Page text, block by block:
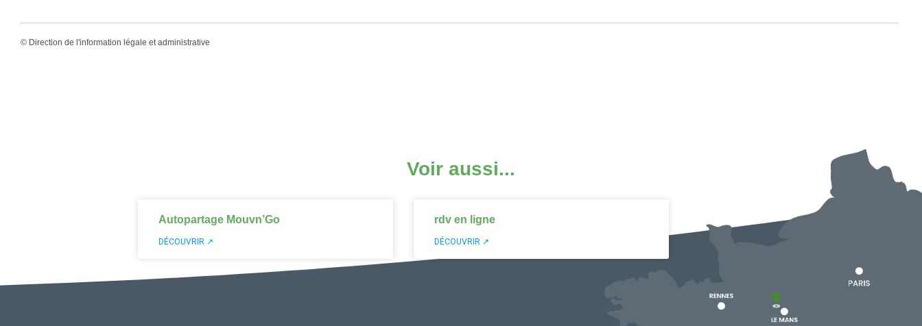
© Direction de l'information légale et administrative
Voir aussi...
Autopartage Mouvn’Go
DÉCOUVRIR ↗
rdv en ligne
DÉCOUVRIR ↗